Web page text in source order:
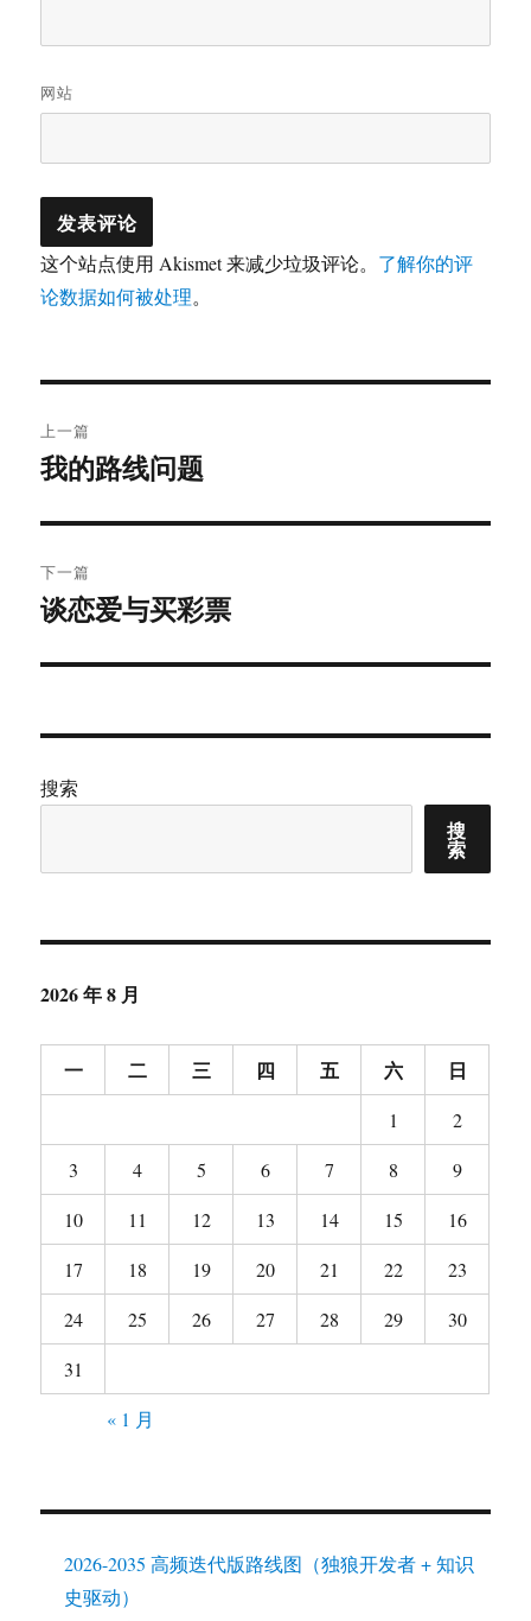
网站
这个站点使用 Akismet 来减少垃圾评论。 了解你的评
论数据如何被处理。
章
航
上一篇
上
文
章：
我的路线问题
下一篇
下
文
谈恋爱与买彩票
搜索
搜
索
2026 年 8 月
一 二 三 四 五 六 日
1
2
3
4 5 6 7 8
9
10
11 12 13 14 15
16
17
18 19 20 21 22
23
24
25 26 27 28 29
30
31
« 1 月
2026-2035 高频迭代版路线图（独狼开发者 + 知识
史驱动）